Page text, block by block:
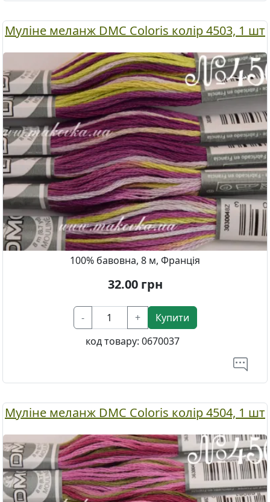
Муліне меланж DMC Coloris колір 4503, 1 шт
100% бавовна, 8 м, Франція
32.00грн
- +
Купити
код товару: 0670037
Муліне меланж DMC Coloris колір 4504, 1 шт